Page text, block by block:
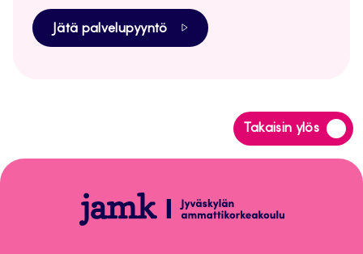
Jätä palvelupyyntö
Takaisin ylös
Siirry
takaisin
Peppi-
ohjeet